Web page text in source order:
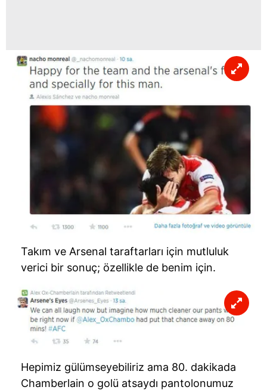
Takım ve Arsenal taraftarları için mutluluk
verici bir sonuç; özellikle de benim için.
Hepimiz gülümseyebiliriz ama 80. dakikada
Chamberlain o golü atsaydı pantolonumuz